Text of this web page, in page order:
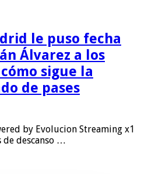
le puso fecha
Álvarez a los
sigue la
de pases
by Evolucion Streaming x1
descanso …